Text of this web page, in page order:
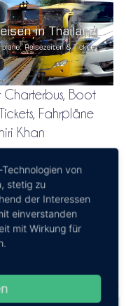
Charterbus, Boot
Fahrpläne
Khan
des
allen
nach Prachuap
von
stetig zu
der Interessen
einverstanden
mit Wirkung für